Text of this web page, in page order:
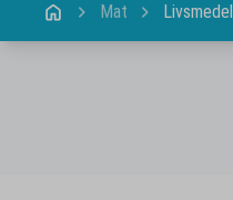
Mat Livsmedel